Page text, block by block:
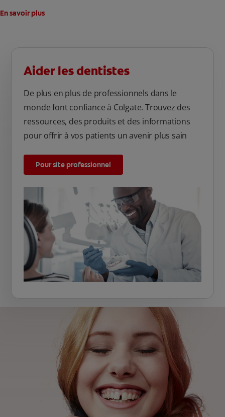
En savoir plus
Aider les dentistes
De plus en plus de professionnels dans le
monde font confiance à Colgate. Trouvez des
ressources, des produits et des informations
pour offrir à vos patients un avenir plus sain
Pour site professionnel